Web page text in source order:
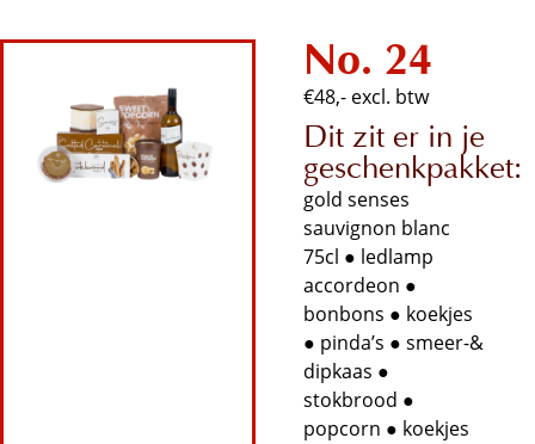
No. 24
€48,- excl. btw
Dit zit er in je
geschenkpakket:
gold senses
sauvignon blanc
75cl ● ledlamp
accordeon ●
bonbons ● koekjes
● pinda’s ● smeer-&
dipkaas ●
stokbrood ●
popcorn ● koekjes